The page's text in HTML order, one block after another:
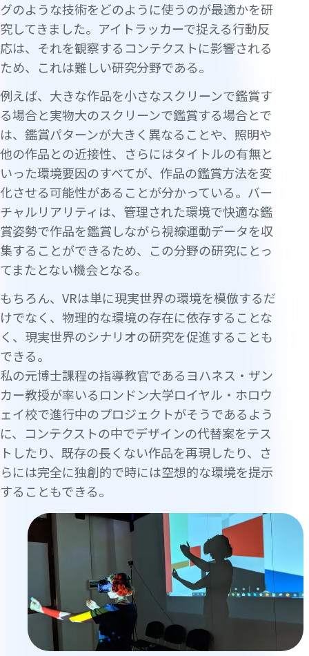
グのような技術をどのように使うのが最適かを研
究してきました。アイトラッカーで捉える行動反
応は、それを観察するコンテクストに影響される
ため、これは難しい研究分野である。
例えば、大きな作品を小さなスクリーンで鑑賞す
る場合と実物大のスクリーンで鑑賞する場合とで
は、鑑賞パターンが大きく異なることや、照明や
他の作品との近接性、さらにはタイトルの有無と
いった環境要因のすべてが、作品の鑑賞方法を変
化させる可能性があることが分かっている。バー
チャルリアリティは、管理された環境で快適な鑑
賞姿勢で作品を鑑賞しながら視線運動データを収
集することができるため、この分野の研究にとっ
てまたとない機会となる。
もちろん、VRは単に現実世界の環境を模倣するだ
けでなく、物理的な環境の存在に依存することな
く、現実世界のシナリオの研究を促進することも
できる。
私の元博士課程の指導教官であるヨハネス・ザン
カー教授が率いるロンドン大学ロイヤル・ホロウ
ェイ校で進行中のプロジェクトがそうであるよう
に、コンテクストの中でデザインの代替案をテス
トしたり、既存の長くない作品を再現したり、さ
らには完全に独創的で時には空想的な環境を提示
することもできる。